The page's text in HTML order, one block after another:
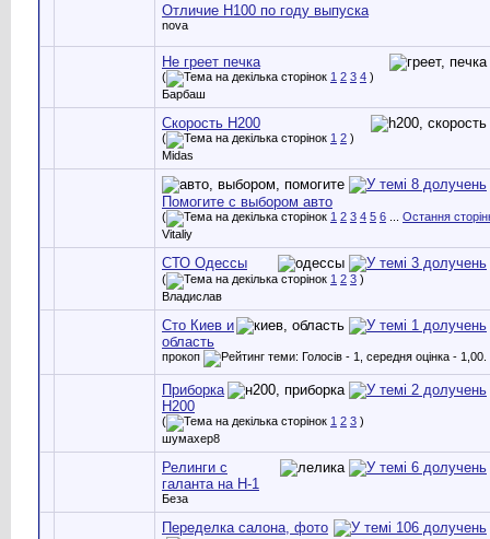
Отличие Н100 по году выпуска
nova
Не греет печка
( 1 2 3 4 )
Барбаш
Скорость H200
( 1 2 )
Midas
Помогите с выбором авто
( 1 2 3 4 5 6
Остання
Vitaliy
СТО Одессы
( 1 2 3 )
Владислав
Сто Киев и
область
прокоп
Приборка
Н200
( 1 2 3 )
шумахер8
Релинги с
галанта на Н-1
Беза
Переделка салона, фото